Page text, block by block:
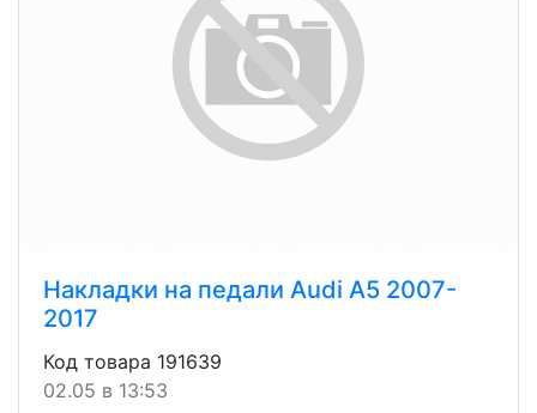
Накладки на педали Audi A5 2007-
2017
Код товара 191639
02.05 в 13:53